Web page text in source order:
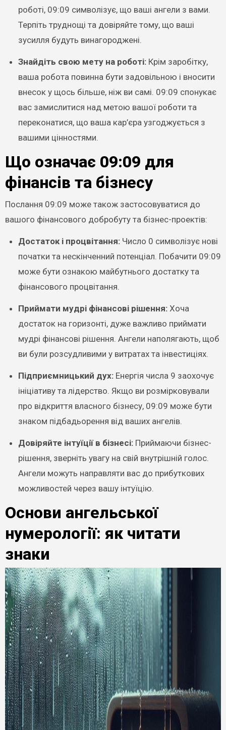
роботі, 09:09 символізує, що ваші ангели з вами.
Терпіть труднощі та довіряйте тому, що ваші
зусилля будуть винагороджені.
Знайдіть свою мету на роботі:Крім заробітку,
ваша робота повинна бути задовільною і вносити
внесок у щось більше, ніж ви самі. 09:09 спонукає
вас замислитися над метою вашої роботи та
переконатися, що ваша кар’єра узгоджується з
вашими цінностями.
Що означає 09:09 для
фінансів та бізнесу
Послання 09:09 може також застосовуватися до
вашого фінансового добробуту та бізнес-проектів:
Достаток і процвітання:Число 0 символізує нові
початки та нескінченний потенціал. Побачити 09:09
може бути ознакою майбутнього достатку та
фінансового процвітання.
Приймати мудрі фінансові рішення:Хоча
достаток на горизонті, дуже важливо приймати
мудрі фінансові рішення. Ангели наполягають, щоб
ви були розсудливими у витратах та інвестиціях.
Підприємницький дух:Енергія числа 9 заохочує
ініціативу та лідерство. Якщо ви розмірковували
про відкриття власного бізнесу, 09:09 може бути
знаком підбадьорення від ваших ангелів.
Довіряйте інтуїції в бізнесі:Приймаючи бізнес-
рішення, зверніть увагу на свій внутрішній голос.
Ангели можуть направляти вас до прибуткових
можливостей через вашу інтуїцію.
Основи ангельської
нумерології: як читати
знаки